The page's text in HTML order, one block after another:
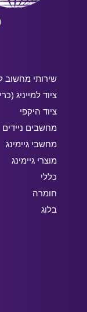
שירותי מחשוב
ציוד למייניג
ציוד היקפי
מחשבים ניידים
מחשבי גיימינג
מוצרי גיימינג
כללי
חומרה
בלוג